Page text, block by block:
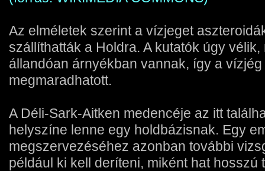
Az elméletek szerint a vízjeget
szállíthatták a Holdra. A kutatók úgy
állandóan árnyékban vannak, így a
megmaradhatott.
A Déli-Sark-Aitken medencéje az itt
helyszíne lenne egy holdbázisnak. Egy
megszervezéséhez azonban további
például ki kell deríteni, miként hat hosszú